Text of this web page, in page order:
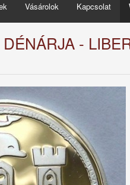
Vásárolok Kapcsolat
-